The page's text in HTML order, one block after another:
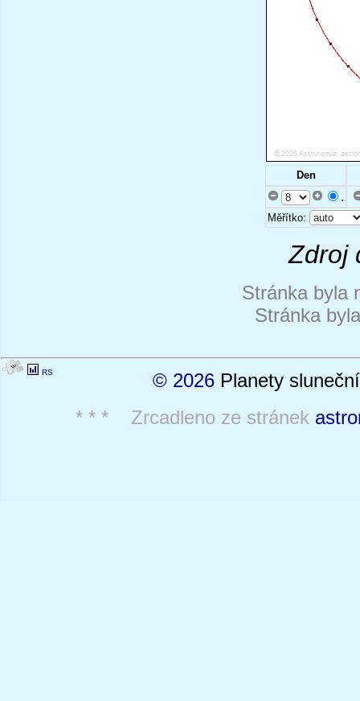
Den
.
Měřítko:
Zdroj
Stránka byla
Stránka
RS © 2026 Planety
* * * Zrcadleno ze stránek